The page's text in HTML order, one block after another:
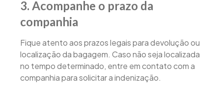
3. Acompanhe o prazo da
companhia
Fique atento aos prazos legais para devolução ou
localização da bagagem. Caso não seja localizada
no tempo determinado, entre em contato com a
companhia para solicitar a indenização.